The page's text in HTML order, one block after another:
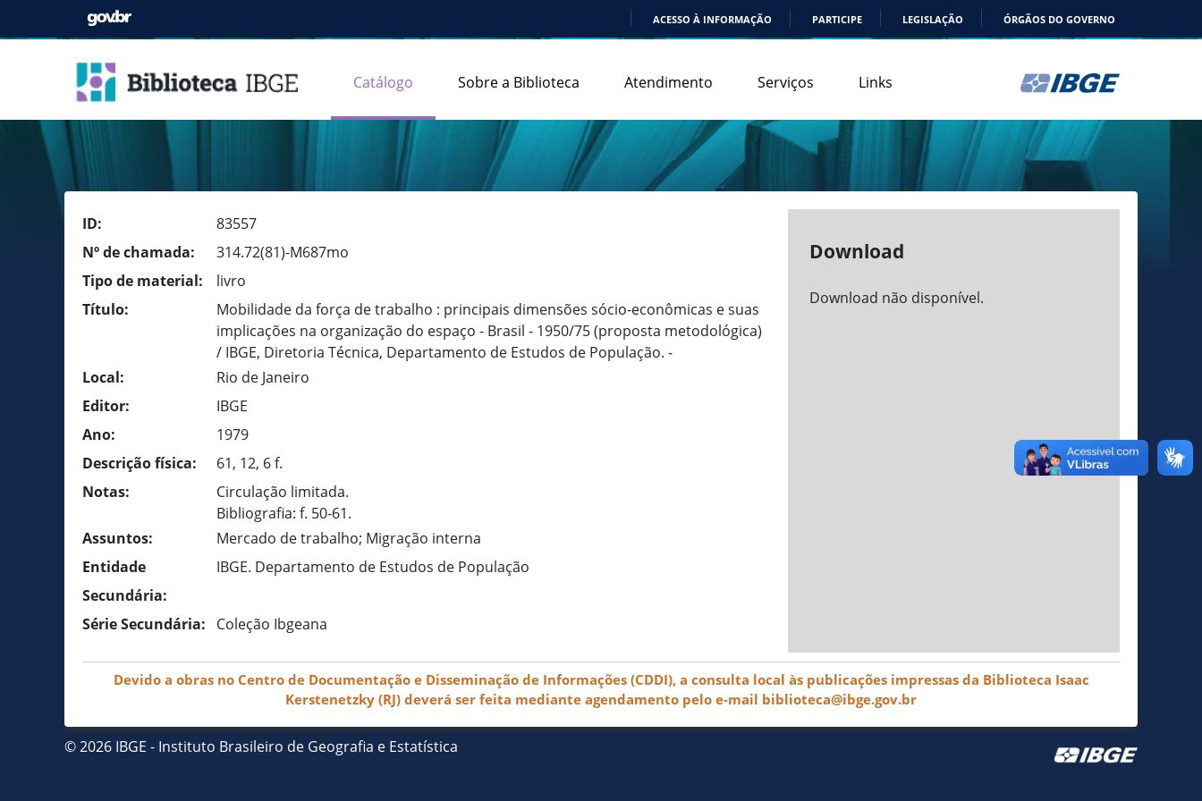
ACESSO À INFORMAÇÃO PARTICIPE LEGISLAÇÃO ÓRGÃOS DO GOVERNO
Catálogo Sobre a Biblioteca Atendimento Serviços Links
ID:
83557
Nº de chamada:
314.72(81)-M687mo
Tipo de material:
livro
Título:
Mobilidade da força de trabalho : principais dimensões sócio-econômicas e suas
implicações na organização do espaço - Brasil - 1950/75 (proposta metodológica)
/ IBGE, Diretoria Técnica, Departamento de Estudos de População. -
Local:
Rio de Janeiro
Editor:
IBGE
Ano:
1979
Descrição física:
61, 12, 6 f.
Notas:
Circulação limitada.
Bibliografia: f. 50-61.
Assuntos:
Mercado de trabalho; Migração interna
Entidade
Secundária:
IBGE. Departamento de Estudos de População
Série Secundária: Coleção Ibgeana
Download
Download não disponível.
Devido a obras no Centro de Documentação e Disseminação de Informações (CDDI), a consulta local às publicações impressas da Biblioteca Isaac
Kerstenetzky (RJ) deverá ser feita mediante agendamento pelo e-mail biblioteca@ibge.gov.br
© 2026 IBGE - Instituto Brasileiro de Geografia e Estatística